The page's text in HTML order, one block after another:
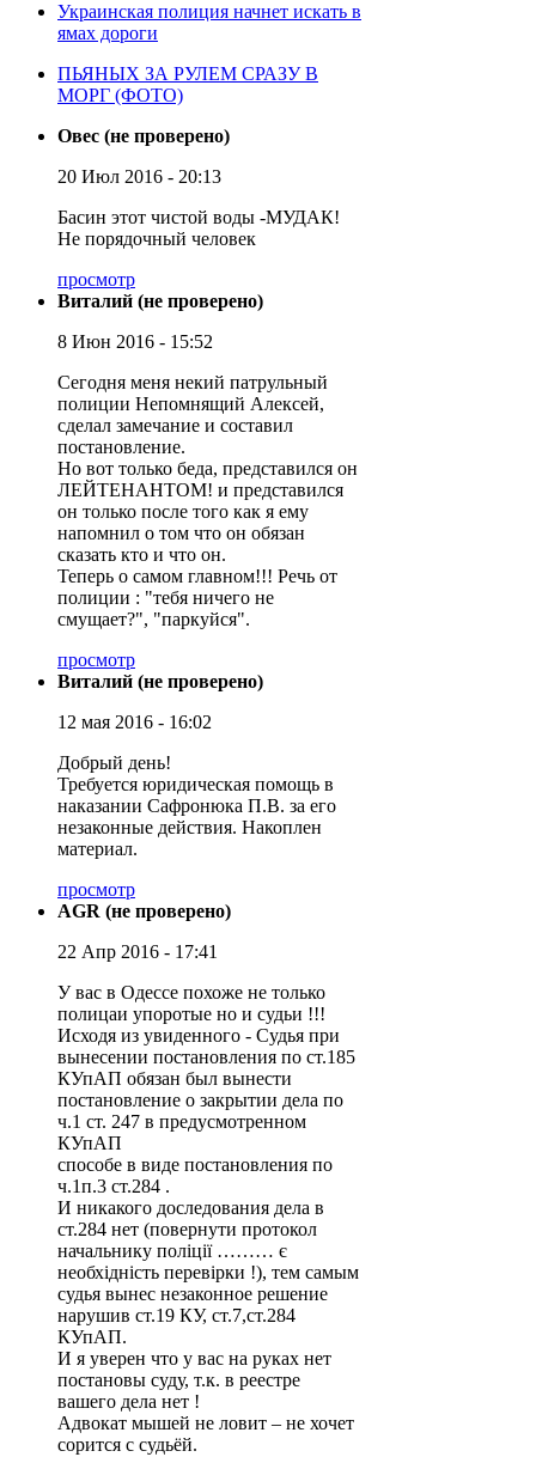
Украинская полиция начнет искать в
ямах дороги
ПЬЯНЫХ ЗА РУЛЕМ СРАЗУ В
МОРГ (ФОТО)
Овес (не проверено)
20 Июл 2016 - 20:13
Басин этот чистой воды -МУДАК!
Не порядочный человек
просмотр
Виталий (не проверено)
8 Июн 2016 - 15:52
Сегодня меня некий патрульный
полиции Непомнящий Алексей,
сделал замечание и составил
постановление.
Но вот только беда, представился он
ЛЕЙТЕНАНТОМ! и представился
он только после того как я ему
напомнил о том что он обязан
сказать кто и что он.
Теперь о самом главном!!! Речь от
полиции : "тебя ничего не
смущает?", "паркуйся".
просмотр
Виталий (не проверено)
12 мая 2016 - 16:02
Добрый день!
Требуется юридическая помощь в
наказании Сафронюка П.В. за его
незаконные действия. Накоплен
материал.
просмотр
AGR (не проверено)
22 Апр 2016 - 17:41
У вас в Одессе похоже не только
полицаи упоротые но и судьи !!!
Исходя из увиденного - Судья при
вынесении постановления по ст.185
КУпАП обязан был вынести
постановление о закрытии дела по
ч.1 ст. 247 в предусмотренном
КУпАП
способе в виде постановления по
ч.1п.3 ст.284 .
И никакого доследования дела в
ст.284 нет (повернути протокол
начальнику поліції ……… є
необхідність перевірки !), тем самым
судья вынес незаконное решение
нарушив ст.19 КУ, ст.7,ст.284
КУпАП.
И я уверен что у вас на руках нет
постановы суду, т.к. в реестре
вашего дела нет !
Адвокат мышей не ловит – не хочет
сорится с судьёй.